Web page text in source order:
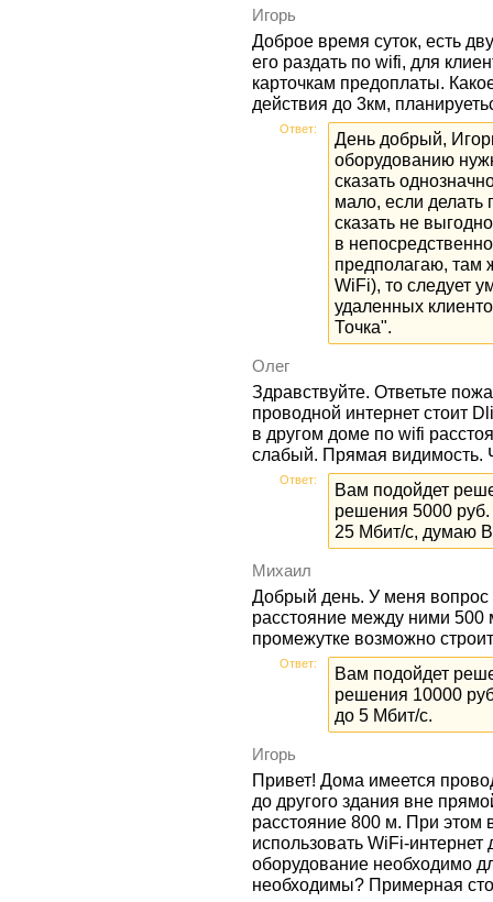
Игорь
Доброе время суток, есть
его раздать по wifi, для
карточкам предоплаты.
действия до 3км,
Ответ:
День добрый,
оборудованию
сказать
мало, если делать
сказать не
в
предполагаю, там
WiFi), то следует
удаленных
Точка".
Олег
Здравствуйте. Ответьте
проводной интернет стоит
в другом доме по wifi
слабый. Прямая видимость.
Ответ:
Вам подойдет
решения 5000 руб.
25 Мбит/с, думаю
Михаил
Добрый день. У меня
расстояние между ними 500
промежутке возможно
Ответ:
Вам подойдет
решения 10000
до 5 Мбит/с.
Игорь
Привет! Дома имеется
до другого здания вне
расстояние 800 м. При этом
использовать WiFi-
оборудование необходимо
необходимы? Примерная